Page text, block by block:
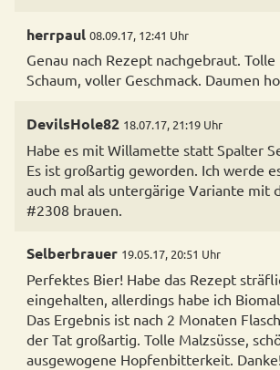
herrpaul 08.09.17, 12:41 Uhr
Genau nach Rezept nachgebraut.
Schaum, voller Geschmack. Daumen
DevilsHole82 18.07.17, 21:19 Uhr
Habe es mit Willamette statt Spalter
Es ist großartig geworden. Ich werde
auch mal als untergärige Variante mit
#2308 brauen.
Selberbrauer 19.05.17, 20:51 Uhr
Perfektes Bier! Habe das Rezept
eingehalten, allerdings habe ich
Das Ergebnis ist nach 2 Monaten
der Tat großartig. Tolle Malzsüsse,
ausgewogene Hopfenbitterkeit.